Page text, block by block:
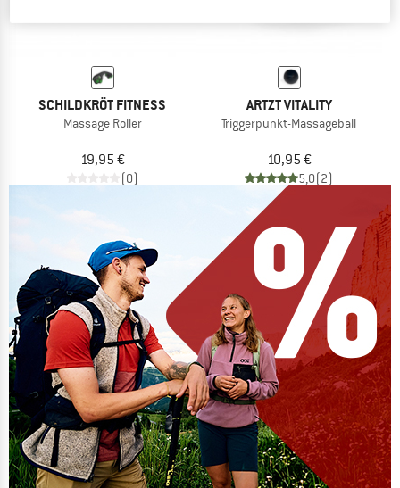
SCHILDKRÖT FITNESS
Massage Roller
19,95 €
(0)
ARTZT VITALITY
Triggerpunkt-Massageball
10,95 €
5,0(2)